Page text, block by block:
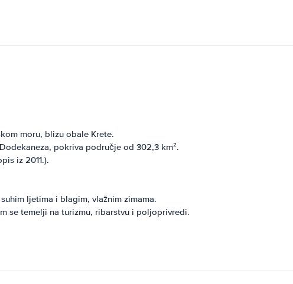
moru, blizu obale Krete.
pokriva područje od 302,3 km².
iz 2011.).
ljetima i blagim, vlažnim zimama.
se temelji na turizmu, ribarstvu i poljoprivredi.